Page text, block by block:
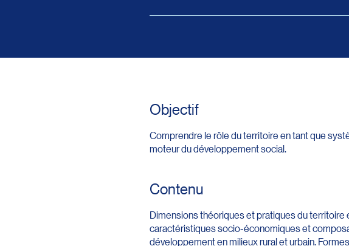
Objectif
Comprendre le rôle du territoire en tant que
moteur du développement social.
Contenu
Dimensions théoriques et pratiques du
caractéristiques socio-économiques et
développement en milieux rural et urbain.